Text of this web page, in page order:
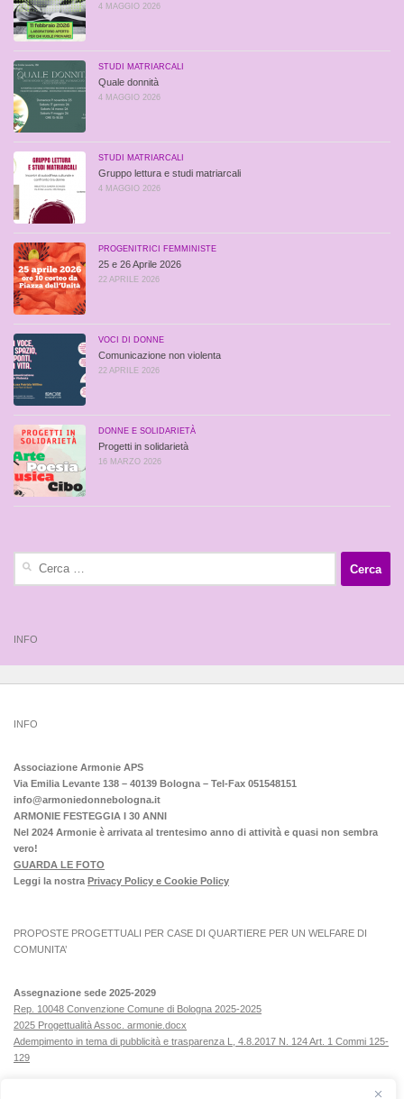
4 MAGGIO 2026
STUDI MATRIARCALI
Quale donnità
4 MAGGIO 2026
STUDI MATRIARCALI
Gruppo lettura e studi matriarcali
4 MAGGIO 2026
PROGENITRICI FEMMINISTE
25 e 26 Aprile 2026
22 APRILE 2026
VOCI DI DONNE
Comunicazione non violenta
22 APRILE 2026
DONNE E SOLIDARIETÀ
Progetti in solidarietà
16 MARZO 2026
INFO
INFO
Associazione Armonie APS
Via Emilia Levante 138 – 40139 Bologna – Tel-Fax 051548151
info@armoniedonnebologna.it
ARMONIE FESTEGGIA I 30 ANNI
Nel 2024 Armonie è arrivata al trentesimo anno di attività e quasi non sembra
vero!
GUARDA LE FOTO
Leggi la nostra Privacy Policy e Cookie Policy
PROPOSTE PROGETTUALI PER CASE DI QUARTIERE PER UN WELFARE DI
COMUNITA’
Assegnazione sede 2025-2029
Rep. 10048 Convenzione Comune di Bologna 2025-2025
2025 Progettualità Assoc. armonie.docx
Adempimento in tema di pubblicità e trasparenza L, 4.8.2017 N. 124 Art. 1 Commi 125-
129